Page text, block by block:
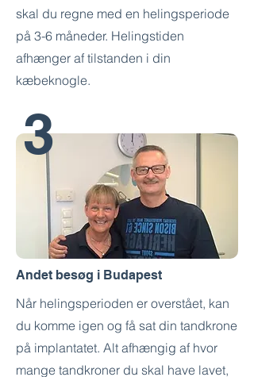
skal du regne med en helingsperiode
på 3-6 måneder. Helingstiden
afhænger af tilstanden i din
kæbeknogle.
3
Andet besøg i Budapest
Når helingsperioden er overstået, kan
du komme igen og få sat din tandkrone
på implantatet. Alt afhængig af hvor
mange tandkroner du skal have lavet,